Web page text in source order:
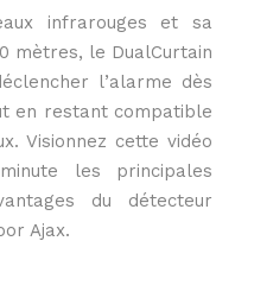
infrarouges et sa
mètres, le DualCurtain
l’alarme dès
en restant compatible
Visionnez cette vidéo
les principales
du détecteur
Ajax.